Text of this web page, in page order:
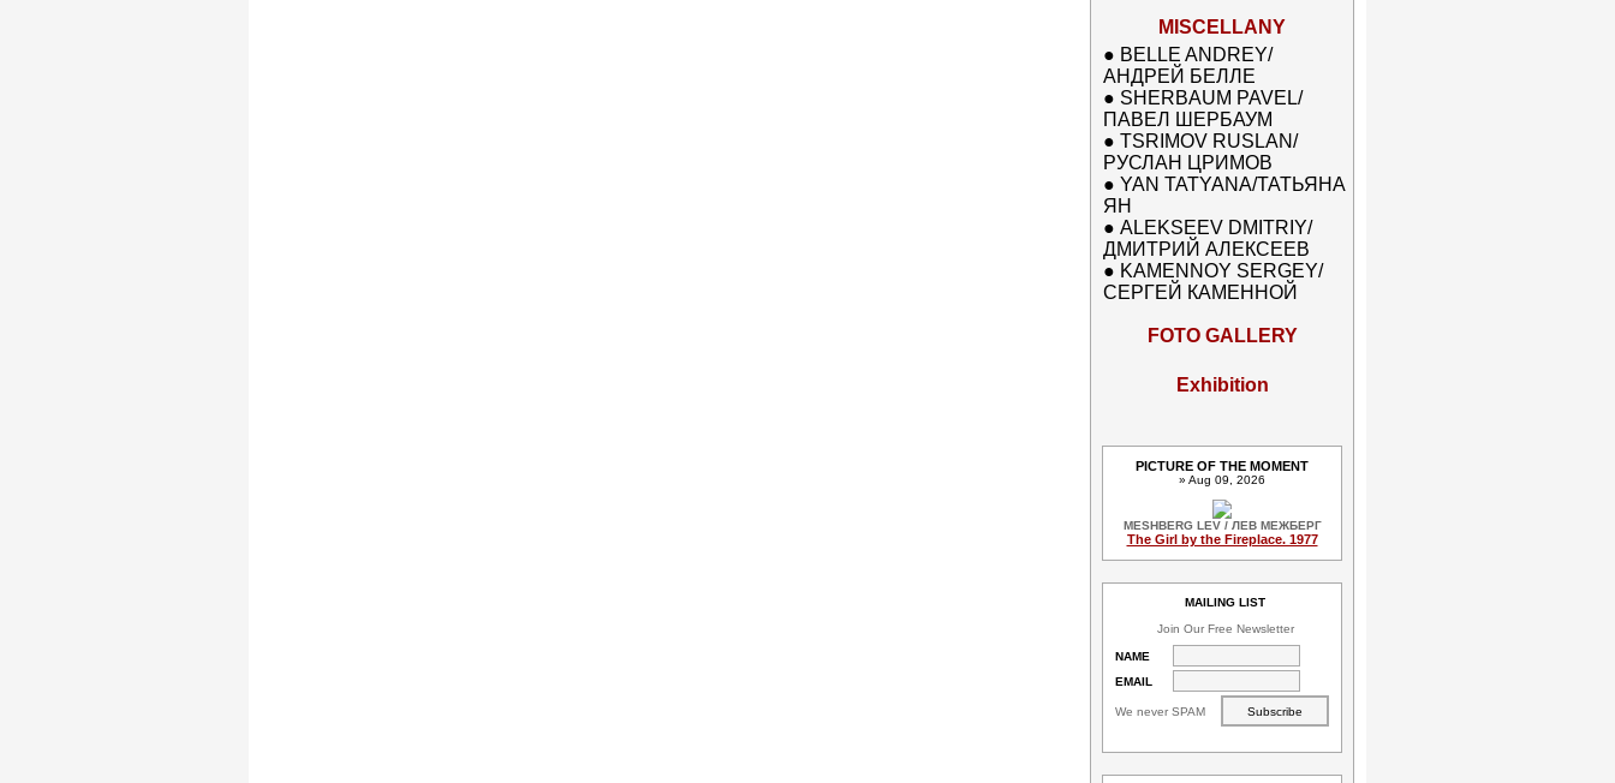
MISCELLANY
● BELLE ANDREY/
АНДРЕЙ БЕЛЛЕ
● SHERBAUM PAVEL/
ПАВЕЛ ШЕРБАУМ
● TSRIMOV RUSLAN/
РУСЛАН ЦРИМОВ
● YAN TATYANA/ТАТЬЯНА
ЯН
● ALEKSEEV DMITRIY/
ДМИТРИЙ АЛЕКСЕЕВ
● KAMENNOY SERGEY/
СЕРГЕЙ КАМЕННОЙ
FOTO GALLERY
Exhibition
PICTURE OF THE MOMENT
» Aug 09, 2026
MESHBERG LEV / ЛЕВ МЕЖБЕРГ
The Girl by the Fireplace. 1977
MAILING LIST
Join Our Free Newsletter
NAME
EMAIL
We never SPAM